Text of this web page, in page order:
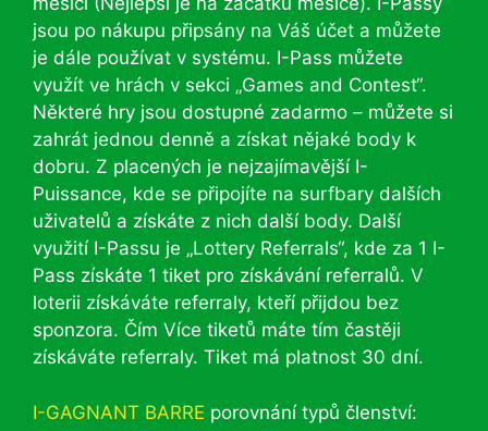
jsou po nákupu připsány na Váš účet a můžete
je dále používat v systému. I-Pass můžete
využít ve hrách v sekci „Games and Contest“.
Některé hry jsou dostupné zadarmo – můžete si
zahrát jednou denně a získat nějaké body k
dobru. Z placených je nejzajímavější I-
Puissance, kde se připojíte na surfbary dalších
uživatelů a získáte z nich další body. Další
využití I-Passu je „Lottery Referrals“, kde za 1 I-
Pass získáte 1 tiket pro získávání referralů. V
loterii získáváte referraly, kteří přijdou bez
sponzora. Čím Více tiketů máte tím častěji
získáváte referraly. Tiket má platnost 30 dní.
I-GAGNANT BARRE porovnání typů členství: